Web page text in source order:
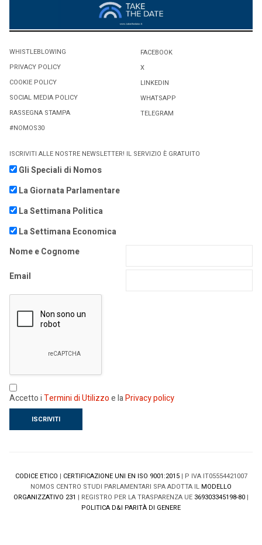
WHISTLEBLOWING
PRIVACY POLICY
COOKIE POLICY
SOCIAL MEDIA POLICY
RASSEGNA STAMPA
#NOMOS30
FACEBOOK
X
LINKEDIN
WHATSAPP
TELEGRAM
ISCRIVITI ALLE NOSTRE NEWSLETTER! IL SERVIZIO È GRATUITO
Gli Speciali di Nomos
La Giornata Parlamentare
La Settimana Politica
La Settimana Economica
Nome e Cognome
Email
Accetto iTermini di Utilizzoe laPrivacy policy
CODICE ETICO | CERTIFICAZIONE UNI EN ISO 9001:2015| P IVA IT05554421007
NOMOS CENTRO STUDI PARLAMENTARI SPA ADOTTA IL MODELLO
ORGANIZZATIVO 231 | REGISTRO PER LA TRASPARENZA UE 369303345198-80 |
POLITICA D&I PARITÀ DI GENERE